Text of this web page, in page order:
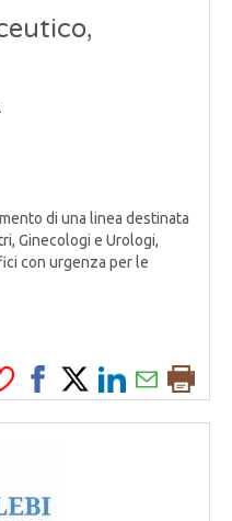
di una linea destinata
Ginecologi e Urologi,
con urgenza per le